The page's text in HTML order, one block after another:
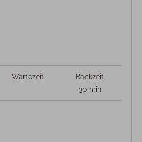
Wartezeit
Backzeit
30 min